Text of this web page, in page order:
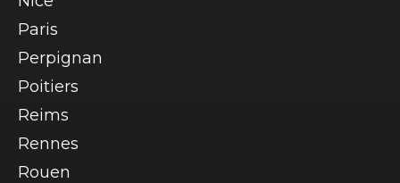
Paris
Perpignan
Poitiers
Reims
Rennes
Rouen